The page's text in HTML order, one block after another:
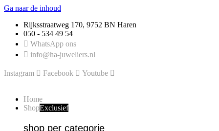
Ga naar de inhoud
Rijksstraatweg 170, 9752 BN Haren
050 - 534 49 54
WhatsApp ons
info@ha-juweliers.nl
Instagram Facebook Youtube
Home
ShopExclusief
shop per categorie